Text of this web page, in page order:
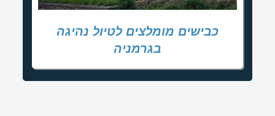
כבישים מומלצים לטיול נהיגה
בגרמניה